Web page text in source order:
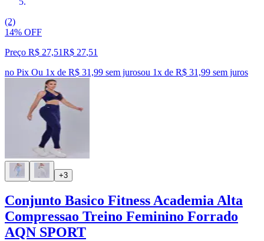
(2)
14% OFF
Preço R$ 27,51R$ 27,51
no Pix Ou 1x de R$ 31,99 sem jurosou 1x de R$ 31,99 sem juros
+3
Conjunto Basico Fitness Academia Alta
Compressao Treino Feminino Forrado
AQN SPORT